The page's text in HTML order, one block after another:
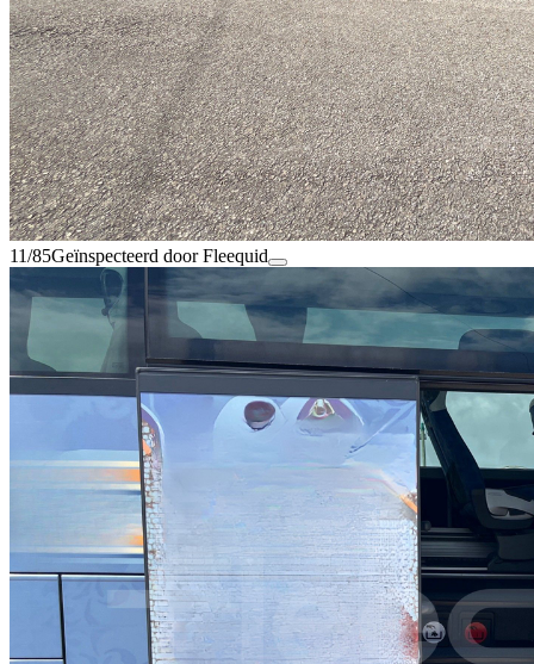
11/85Geïnspecteerd door Fleequid